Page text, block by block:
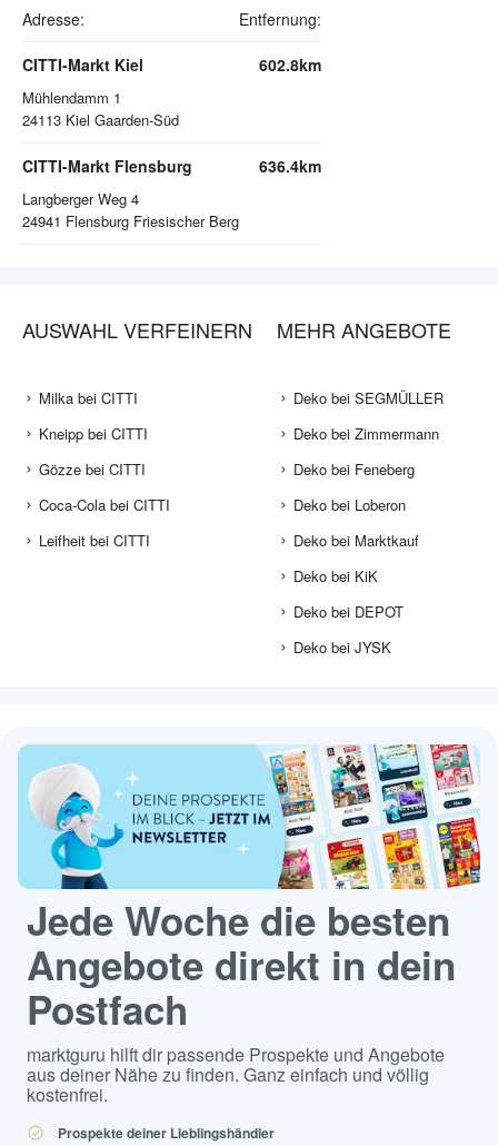
Adresse: Entfernung:
CITTI-Markt Kiel
Mühlendamm 1
24113 Kiel Gaarden-Süd
602.8km
CITTI-Markt Flensburg
Langberger Weg 4
24941 Flensburg Friesischer Berg
636.4km
AUSWAHL VERFEINERN
Milka bei CITTI
Kneipp bei CITTI
Gözze bei CITTI
Coca-Cola bei CITTI
Leifheit bei CITTI
MEHR ANGEBOTE
Deko bei SEGMÜLLER
Deko bei Zimmermann
Deko bei Feneberg
Deko bei Loberon
Deko bei Marktkauf
Deko bei KiK
Deko bei DEPOT
Deko bei JYSK
Jede Woche die besten
Angebote direkt in dein
Postfach
marktguru hilft dir passende Prospekte und Angebote
aus deiner Nähe zu finden. Ganz einfach und völlig
kostenfrei.
Prospekte deiner Lieblingshändler